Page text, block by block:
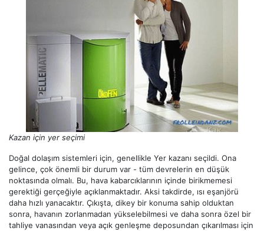
Kazan için yer seçimi
Doğal dolaşım sistemleri için, genellikle Yer kazanı seçildi. Ona
gelince, çok önemli bir durum var - tüm devrelerin en düşük
noktasında olmalı. Bu, hava kabarcıklarının içinde birikmemesi
gerektiği gerçeğiyle açıklanmaktadır. Aksi takdirde, ısı eşanjörü
daha hızlı yanacaktır. Çıkışta, dikey bir konuma sahip olduktan
sonra, havanın zorlanmadan yükselebilmesi ve daha sonra özel bir
tahliye vanasından veya açık genleşme deposundan çıkarılması için